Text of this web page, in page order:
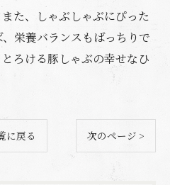
た、しゃぶしゃぶにぴった
栄養バランスもばっちりで
ろける豚しゃぶの幸せなひ
に戻る 次のページ >